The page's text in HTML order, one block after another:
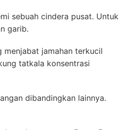
sebuah cindera pusat. Untuk
garib.
menjabat jamahan terkucil
tatkala konsentrasi
dibandingkan lainnya.